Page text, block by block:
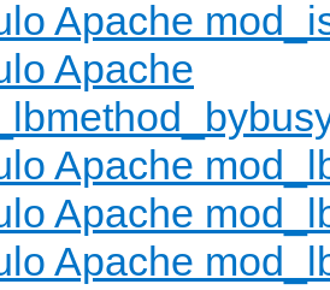
Apache
Apache
Apache
Apache
Apache